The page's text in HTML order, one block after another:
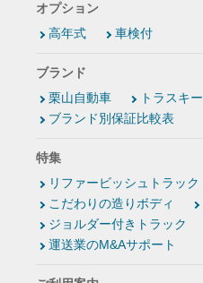
オプション
高年式
車検付
ブランド
栗山自動車
トラスキー
ブランド別保証比較表
特集
リファービッシュトラック
こだわりの造りボディ
ジョルダー付きトラック
運送業のM&Aサポート